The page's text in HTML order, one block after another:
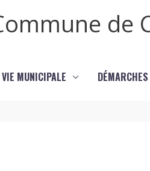
de
VIE MUNICIPALE DÉMARCHES